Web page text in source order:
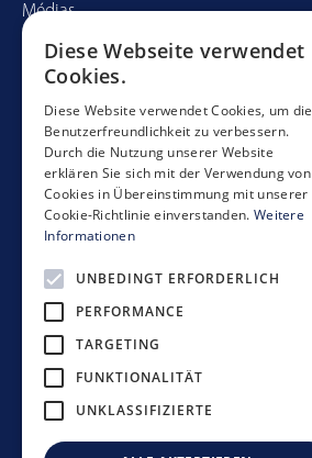
Médias
Contact
Mobimo Management AG
Seestrasse 59
CH-8700 Küsnacht
+41 44 397 11 11
info@mobimo.ch
S'abonner à la newsletter
Diese Webseite verwendet
Cookies.
Diese Website verwendet Cookies, um die
Benutzerfreundlichkeit zu verbessern.
Durch die Nutzung unserer Website
erklären Sie sich mit der Verwendung von
Cookies in Übereinstimmung mit unserer
Cookie-Richtlinie einverstanden. Weitere
Informationen
UNBEDINGT ERFORDERLICH
PERFORMANCE
TARGETING
FUNKTIONALITÄT
UNKLASSIFIZIERTE